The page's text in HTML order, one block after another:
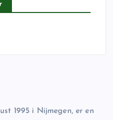
1995 i Nijmegen, er en